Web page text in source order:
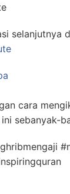
selanjutnya
cara
sebanyak-